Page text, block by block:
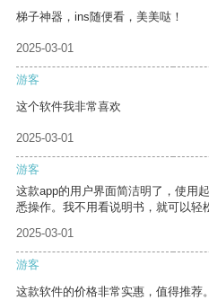
梯子神器，ins随便看，美美哒！
2025-03-01
游客
这个软件我非常喜欢
2025-03-01
游客
这款app的用户界面简洁明了，使用
悉操作。我不用看说明书，就可以轻
2025-03-01
游客
这款软件的价格非常实惠，值得推荐。